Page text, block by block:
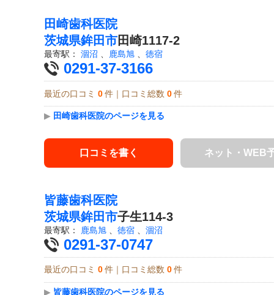
田崎歯科医院
茨城県鉾田市田崎1117-2
最寄駅： 涸沼 鹿島旭 徳宿
0291-37-3166
最近の口コミ 0 件｜口コミ総数 0 件
▶ 田崎歯科医院のページを見る
口コミを書く ネット・WEB
皆藤歯科医院
茨城県鉾田市子生114-3
最寄駅： 鹿島旭 徳宿 涸沼
0291-37-0747
最近の口コミ 0 件｜口コミ総数 0 件
▶ 皆藤歯科医院のページを見る